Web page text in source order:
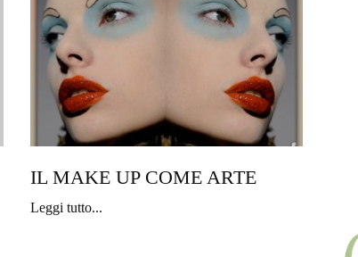
IL MAKE UP COME ARTE
Leggi tutto...